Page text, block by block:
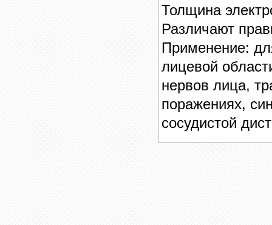
Толщина
Различают
Применение:
лицевой
нервов лица,
поражениях,
сосудистой